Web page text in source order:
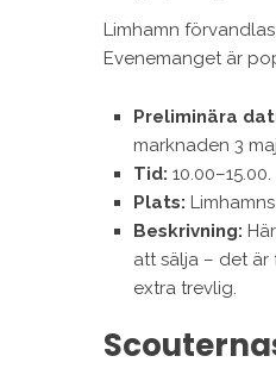
Limhamn
Evenemanget är
Preliminära
marknaden 3
Tid: 10.00–15.00.
Plats:
Beskrivning:
att sälja – det
extra trevlig.